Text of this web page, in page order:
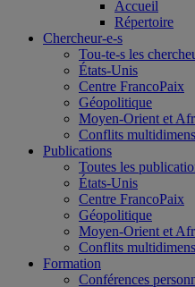
Accueil
Répertoire
Chercheur-e-s
Tou-te-s les
États-Unis
Centre FrancoPaix
Géopolitique
Moyen-Orient et
Conflits
Publications
Toutes les
États-Unis
Centre FrancoPaix
Géopolitique
Moyen-Orient et
Conflits
Formation
Conférences